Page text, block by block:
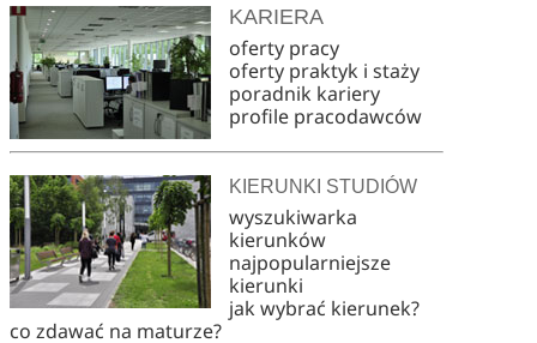
KARIERA
oferty pracy
oferty praktyk i staży
poradnik kariery
profile pracodawców
KIERUNKI STUDIÓW
wyszukiwarka
kierunków
najpopularniejsze
kierunki
jak wybrać kierunek?
co zdawać na maturze?